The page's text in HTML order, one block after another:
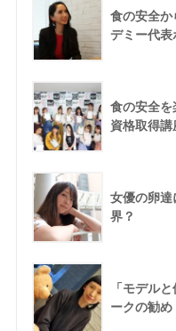
食の安全
デミー代表
食の安全を
資格取得講
女優の卵達
界？
「モデル
ークの勧め